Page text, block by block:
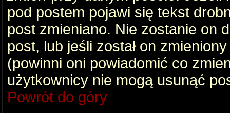
pod postem pojawi się tekst
post zmieniano. Nie zostanie on
post, lub jeśli został on
(powinni oni powiadomić co
użytkownicy nie mogą usunąć
Powrót do góry